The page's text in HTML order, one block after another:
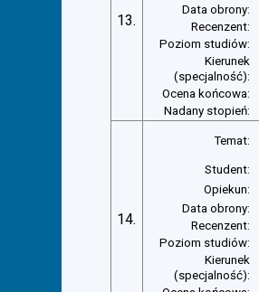
13.
Data obrony:
Recenzent:
Poziom studiów:
Kierunek
(specjalność):
Ocena końcowa:
Nadany stopień:
14.
Temat:
Student:
Opiekun:
Data obrony:
Recenzent:
Poziom studiów:
Kierunek
(specjalność):